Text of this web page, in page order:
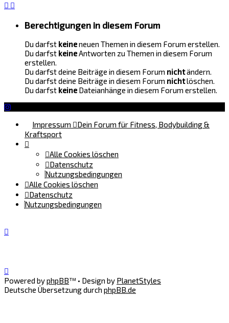
Berechtigungen in diesem Forum
Du darfst keineneuen Themen in diesem Forum erstellen.
Du darfst keineAntworten zu Themen in diesem Forum
erstellen.
Du darfst deine Beiträge in diesem Forum nichtändern.
Du darfst deine Beiträge in diesem Forum nichtlöschen.
Du darfst keine Dateianhänge in diesem Forum erstellen.
Impressum
Dein Forum für Fitness, Bodybuilding &
Kraftsport
Alle Cookies löschen
Datenschutz
Nutzungsbedingungen
Alle Cookies löschen
Datenschutz
Nutzungsbedingungen
Powered byphpBB™ • Design by PlanetStyles
Deutsche Übersetzung durch phpBB.de